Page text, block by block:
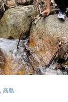
高島